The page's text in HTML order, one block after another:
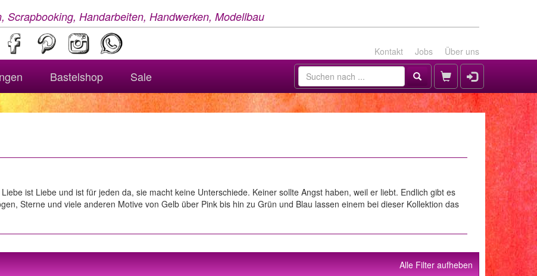
Scrapbooking, Handarbeiten, Handwerken, Modellbau
Kontakt Jobs Über uns
Bastelshop Sale
ist Liebe und ist für jeden da, sie macht keine Unterschiede. Keiner sollte Angst haben, weil er liebt. Endlich gibt es
Sterne und viele anderen Motive von Gelb über Pink bis hin zu Grün und Blau lassen einem bei dieser Kollektion das
Alle Filter aufheben